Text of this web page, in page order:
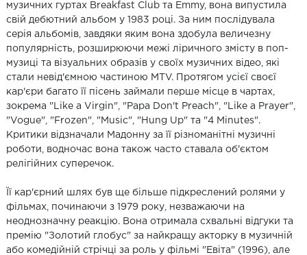
музичних гуртах Breakfast Club та Emmy, вона випустила
свій дебютний альбом у 1983 році. За ним послідувала
серія альбомів, завдяки яким вона здобула величезну
популярність, розширюючи межі ліричного змісту в поп-
музиці та візуальних образів у своїх музичних відео, які
стали невід'ємною частиною MTV. Протягом усієї своєї
кар'єри багато її пісень займали перше місце в чартах,
зокрема "Like a Virgin", "Papa Don't Preach", "Like a Prayer",
"Vogue", "Frozen", "Music", "Hung Up" та "4 Minutes".
Критики відзначали Мадонну за її різноманітні музичні
роботи, водночас вона також часто ставала об'єктом
релігійних суперечок.
Її кар'єрний шлях був ще більше підкреслений ролями у
фільмах, починаючи з 1979 року, незважаючи на
неоднозначну реакцію. Вона отримала схвальні відгуки та
премію "Золотий глобус" за найкращу акторку в музичній
або комедійній стрічці за роль у фільмі "Евіта" (1996), але